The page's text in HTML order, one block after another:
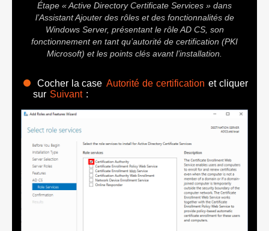
Étape « Active Directory Certificate Services » dans
l’Assistant Ajouter des rôles et des fonctionnalités de
Windows Server, présentant le rôle AD CS, son
fonctionnement en tant qu’autorité de certification (PKI
Microsoft) et les points clés avant l’installation.
Cocher la case Autorité de certification et cliquer
sur Suivant :